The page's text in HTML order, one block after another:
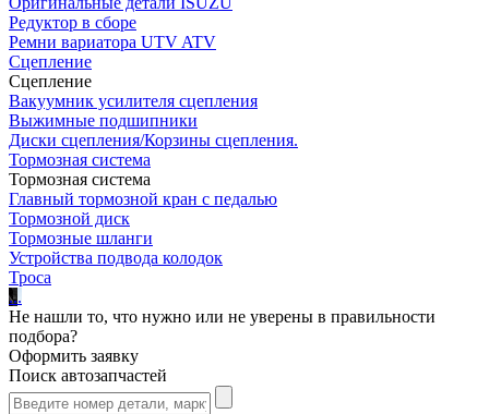
Редуктор в сборе
Ремни вариатора UTV ATV
Сцепление
Сцепление
Вакуумник усилителя сцепления
Выжимные подшипники
Диски сцепления/Корзины сцепления.
Тормозная система
Тормозная система
Главный тормозной кран с педалью
Тормозной диск
Тормозные шланги
Устройства подвода колодок
Троса
...
Не нашли то, что нужно или не уверены в правильности
подбора?
Оформить заявку
Поиск автозапчастей